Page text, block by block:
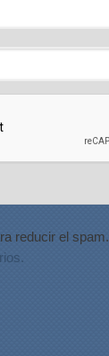
reducir el spam.